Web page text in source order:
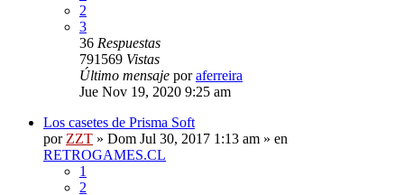
2
3
36 Respuestas
791569 Vistas
Último mensaje poraferreira
Jue Nov 19, 2020 9:25 am
Los casetes de Prisma Soft
por ZZT » Dom Jul 30, 2017 1:13 am » en
RETROGAMES.CL
1
2